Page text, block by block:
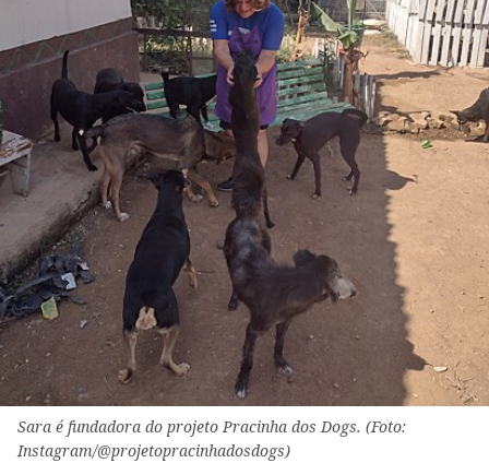
Sara é fundadora do projeto Pracinha dos Dogs. (Foto:
Instagram/@projetopracinhadosdogs)